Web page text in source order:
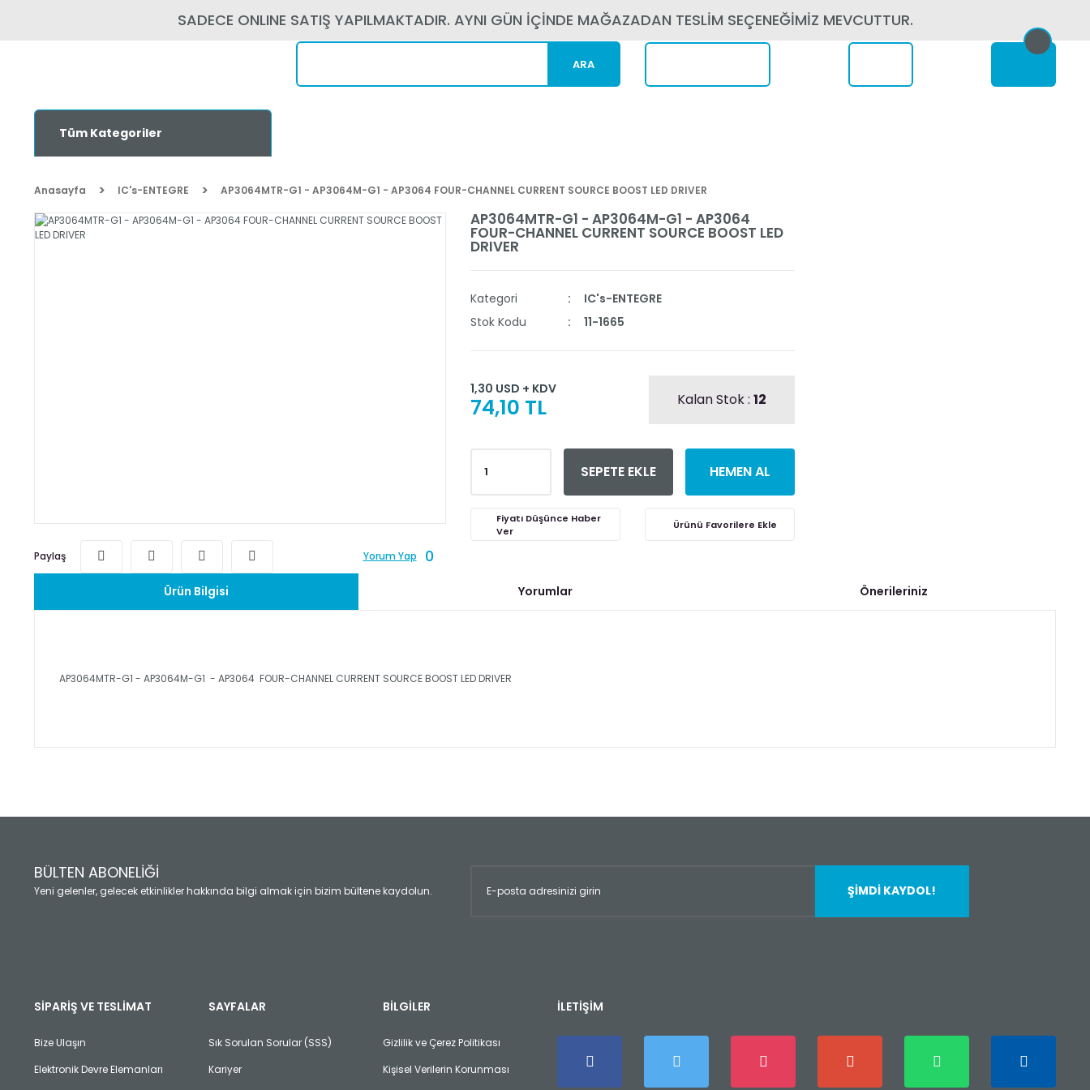
SADECE ONLINE SATIŞ YAPILMAKTADIR. AYNI GÜN İÇİNDE MAĞAZADAN TESLİM SEÇENEĞİMİZ MEVCUTTUR.
ARA
Tüm Kategoriler
Anasayfa IC's-ENTEGRE AP3064MTR-G1 - AP3064M-G1 - AP3064 FOUR-CHANNEL CURRENT SOURCE BOOST LED DRIVER
Paylaş Yorum Yap 0
AP3064MTR-G1 - AP3064M-G1 - AP3064
FOUR-CHANNEL CURRENT SOURCE BOOST LED
DRIVER
Kategori
IC's-ENTEGRE
Stok Kodu
11-1665
1,30 USD + KDV
74,10 TL Kalan Stok : 12
SEPETE EKLE HEMEN AL
Fiyatı Düşünce Haber
Ver
Ürün Bilgisi Yorumlar Önerileriniz
AP3064MTR-G1 - AP3064M-G1 - AP3064 FOUR-CHANNEL CURRENT SOURCE BOOST LED DRIVER
Yorum Yaz
Ürün açıklamasında eksik bilgiler bulunuyor.
Ürün fiyatı diğer sitelerden daha pahalı.
Bu ürüne benzer farklı alternatifler olmalı.
BÜLTEN ABONELİĞİ
Yeni gelenler, gelecek etkinlikler hakkında bilgi almak için bizim bültene kaydolun. ŞİMDİ KAYDOL!
SİPARİŞ VE TESLİMAT
Bize Ulaşın
Elektronik Devre Elemanları
SAYFALAR
Sık Sorulan Sorular (SSS)
Kariyer
BİLGİLER
Gizlilik ve Çerez Politikası
Kişisel Verilerin Korunması
İLETİŞİM